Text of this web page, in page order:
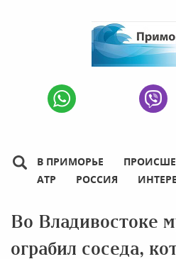
В ПРИМОРЬЕ
АТР
РОССИЯ
Во Владивостоке
ограбил соседа,